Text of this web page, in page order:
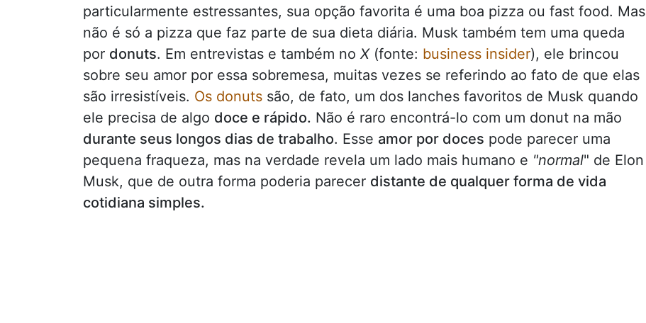
particularmente estressantes, sua opção favorita é uma boa pizza ou fast food. Mas
não é só a pizza que faz parte de sua dieta diária. Musk também tem uma queda
por donuts. Em entrevistas e também no X(fonte: business insider), ele brincou
sobre seu amor por essa sobremesa, muitas vezes se referindo ao fato de que elas
são irresistíveis. Os donuts são, de fato, um dos lanches favoritos de Musk quando
ele precisa de algo doce e rápido. Não é raro encontrá-lo com um donut na mão
durante seus longos dias de trabalho. Esse amor por doces pode parecer uma
pequena fraqueza, mas na verdade revela um lado mais humano e "normal" de Elon
Musk, que de outra forma poderia parecer distante de qualquer forma de vida
cotidiana simples.